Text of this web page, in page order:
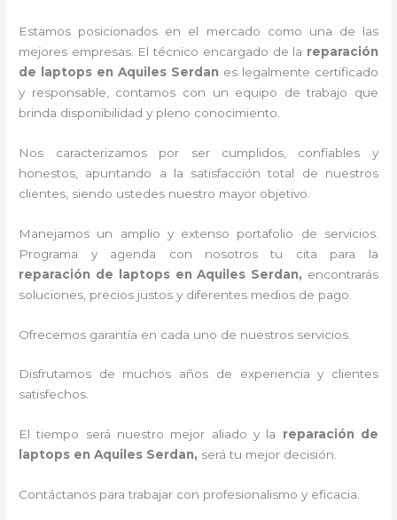
Estamos posicionados en el mercado como una de las
mejores empresas. El técnico encargado de la reparación
de laptops en Aquiles Serdan es legalmente certificado
y responsable, contamos con un equipo de trabajo que
brinda disponibilidad y pleno conocimiento.
Nos caracterizamos por ser cumplidos, confiables y
honestos, apuntando a la satisfacción total de nuestros
clientes, siendo ustedes nuestro mayor objetivo.
Manejamos un amplio y extenso portafolio de servicios.
Programa y agenda con nosotros tu cita para la
reparación de laptops en Aquiles Serdan, encontrarás
soluciones, precios justos y diferentes medios de pago.
Ofrecemos garantía en cada uno de nuestros servicios.
Disfrutamos de muchos años de experiencia y clientes
satisfechos.
El tiempo será nuestro mejor aliado y la reparación de
laptops en Aquiles Serdan, será tu mejor decisión.
Contáctanos para trabajar con profesionalismo y eficacia.